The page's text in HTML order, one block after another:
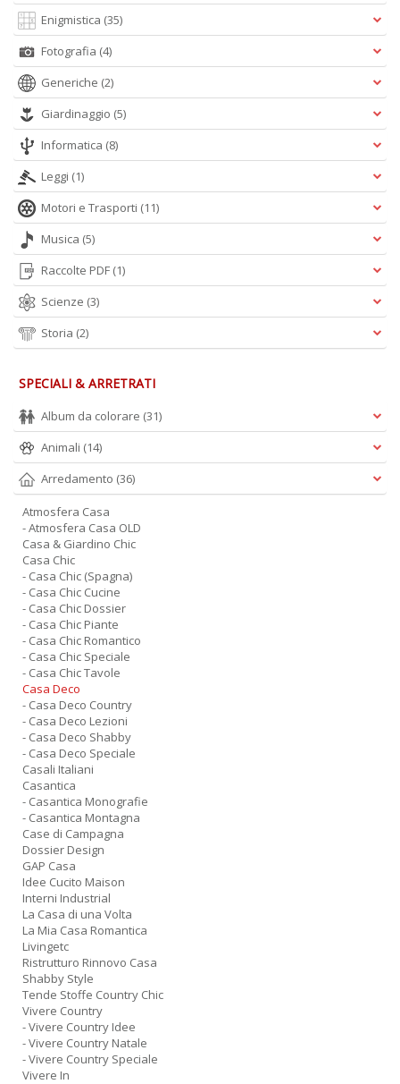
Enigmistica (35)
Fotografia (4)
Generiche (2)
Giardinaggio (5)
Informatica (8)
Leggi (1)
Motori e Trasporti (11)
Musica (5)
Raccolte PDF (1)
Scienze (3)
Storia (2)
SPECIALI & ARRETRATI
Album da colorare (31)
Animali (14)
Arredamento (36)
Atmosfera Casa
- Atmosfera Casa OLD
Casa & Giardino Chic
Casa Chic
- Casa Chic (Spagna)
- Casa Chic Cucine
- Casa Chic Dossier
- Casa Chic Piante
- Casa Chic Romantico
- Casa Chic Speciale
- Casa Chic Tavole
Casa Deco
- Casa Deco Country
- Casa Deco Lezioni
- Casa Deco Shabby
- Casa Deco Speciale
Casali Italiani
Casantica
- Casantica Monografie
- Casantica Montagna
Case di Campagna
Dossier Design
GAP Casa
Idee Cucito Maison
Interni Industrial
La Casa di una Volta
La Mia Casa Romantica
Livingetc
Ristrutturo Rinnovo Casa
Shabby Style
Tende Stoffe Country Chic
Vivere Country
- Vivere Country Idee
- Vivere Country Natale
- Vivere Country Speciale
Vivere In